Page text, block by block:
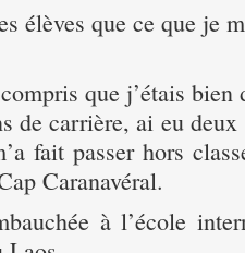
élèves que ce que je
que j’étais bien
de carrière, ai eu
fait passer hors
Caranavéral.
à l’école